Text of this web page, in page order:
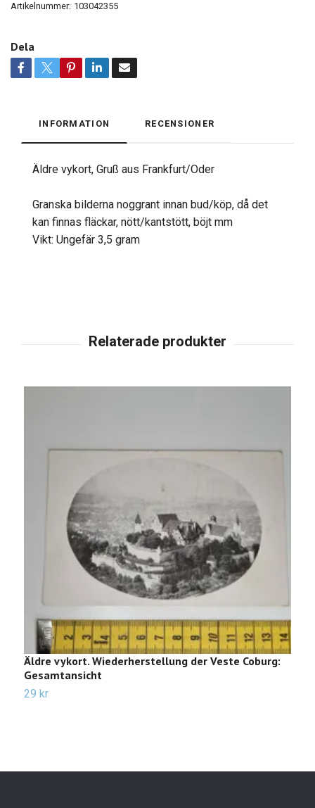
Artikelnummer: 103042355
Dela
INFORMATION RECENSIONER
Äldre vykort, Gruß aus Frankfurt/Oder
Granska bilderna noggrant innan bud/köp, då det
kan finnas fläckar, nött/kantstött, böjt mm
Vikt: Ungefär 3,5 gram
Äldre vykort. Wiederherstellung der Veste Coburg:
Gesamtansicht
29 kr